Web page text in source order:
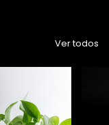
Ver todos